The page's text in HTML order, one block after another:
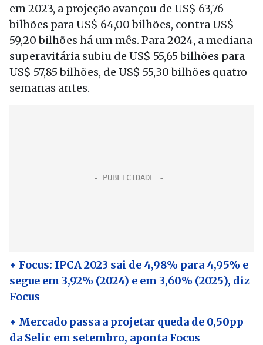
em 2023, a projeção avançou de US$ 63,76
bilhões para US$ 64,00 bilhões, contra US$
59,20 bilhões há um mês. Para 2024, a mediana
superavitária subiu de US$ 55,65 bilhões para
US$ 57,85 bilhões, de US$ 55,30 bilhões quatro
semanas antes.
+ Focus: IPCA 2023 sai de 4,98% para 4,95% e
segue em 3,92% (2024) e em 3,60% (2025), diz
Focus
+ Mercado passa a projetar queda de 0,50pp
da Selic em setembro, aponta Focus